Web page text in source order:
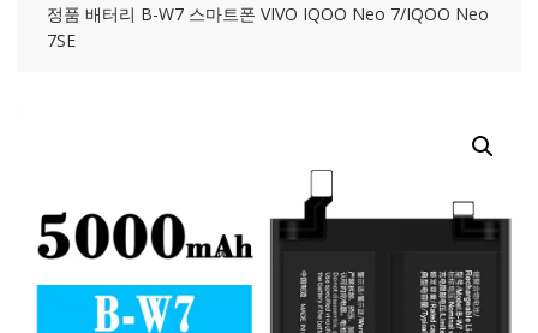
정품 배터리 B-W7 스마트폰 VIVO IQOO Neo 7/IQOO Neo
7SE